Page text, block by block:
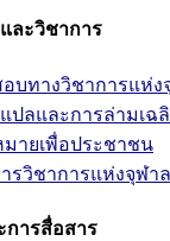
ละวิชาการ
บทางวิชาการแห่ง
ปลและการล่ามเฉ
ายเพื่อประชาชน
รวิชาการแห่งจุฬา
การสื่อสาร